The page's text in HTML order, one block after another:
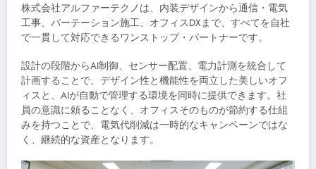
株式会社アルファーテクノは、内装デザインから通信・電気
工事、パーテーション施工、オフィスDXまで、すべてを自社
で一貫して対応できるワンストップ・パートナーです。
設計の段階からAI制御、センサー配置、電力計測を統合して
計画することで、デザイン性と機能性を両立した美しいオフ
ィスと、AIが自動で管理する環境を同時に提供できます。社
員の意識に頼ることなく、オフィスそのものが節約する仕組
みを持つことで、電気代削減は一時的なキャンペーンではな
く、継続的な資産となります。